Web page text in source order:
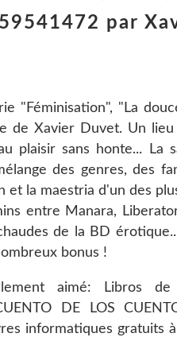
par
"Féminisation", "La
de Xavier Duvet. Un
plaisir sans honte... La
des genres, des
et la maestria d'un des
entre Manara,
de la BD
bonus !
aimé: Libros
DE LOS
informatiques gratuits